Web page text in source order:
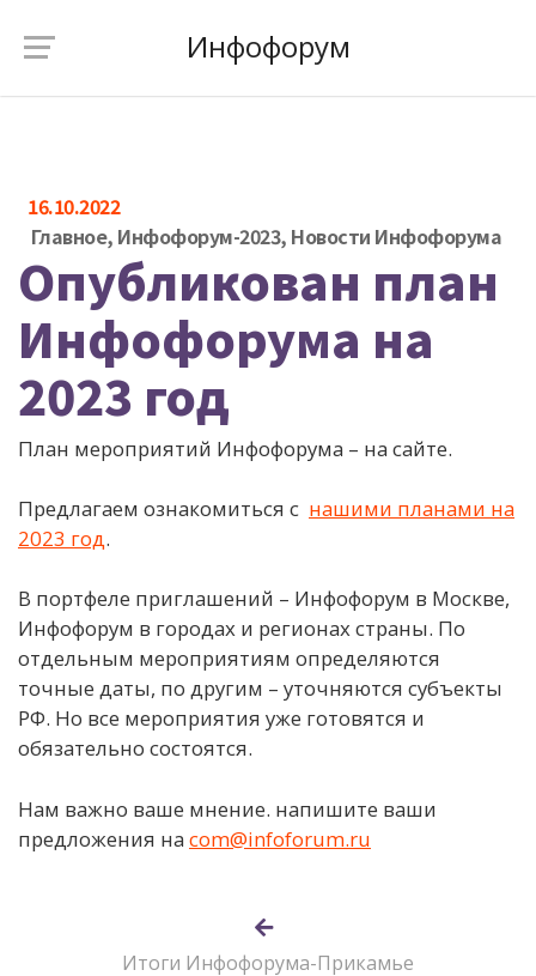
Инфофорум
16.10.2022
Главное, Инфофорум-2023, Новости Инфофорума
Опубликован план
Инфофорума на
2023 год
План мероприятий Инфофорума – на сайте.
Предлагаем ознакомиться с нашими планами на
2023 год.
В портфеле приглашений – Инфофорум в Москве,
Инфофорум в городах и регионах страны. По
отдельным мероприятиям определяются
точные даты, по другим – уточняются субъекты
РФ. Но все мероприятия уже готовятся и
обязательно состоятся.
Нам важно ваше мнение. напишите ваши
предложения на com@infoforum.ru
Итоги Инфофорума-Прикамье